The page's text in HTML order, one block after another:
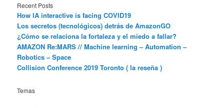
Recent Posts
How IA interactive is facing COVID19
Los secretos (tecnológicos) detrás de AmazonGO
¿Cómo se relaciona la fortaleza y el miedo a fallar?
AMAZON Re:MARS // Machine learning – Automation –
Robotics – Space
Collision Conference 2019 Toronto ( la reseña )
Temas